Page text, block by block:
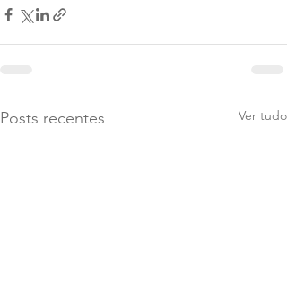
Posts recentes Ver tudo